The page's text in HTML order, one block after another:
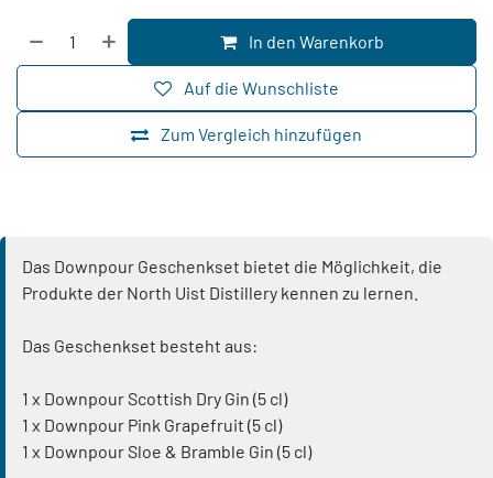
In den Warenkorb
Zum Vergleich hinzufügen
Auf die Wunschliste
Das Downpour Geschenkset bietet die Möglichkeit, die
Produkte der North Uist Distillery kennen zu lernen.
Das Geschenkset besteht aus:
1 x Downpour Scottish Dry Gin (5 cl)
1 x Downpour Pink Grapefruit (5 cl)
1 x Downpour Sloe & Bramble Gin (5 cl)